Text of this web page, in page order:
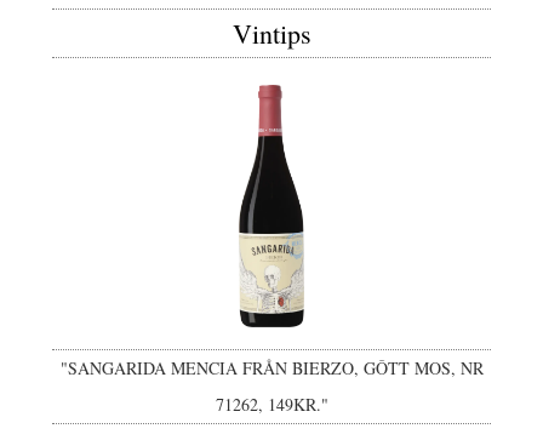
Vintips
"SANGARIDA MENCIA FRÅN BIERZO, GÔTT MOS, NR
71262, 149KR."